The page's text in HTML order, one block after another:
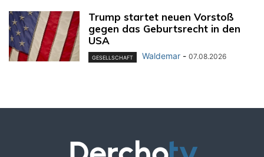
Trump startet neuen Vorstoß
gegen das Geburtsrecht in den
USA
GESELLSCHAFT Waldemar - 07.08.2026